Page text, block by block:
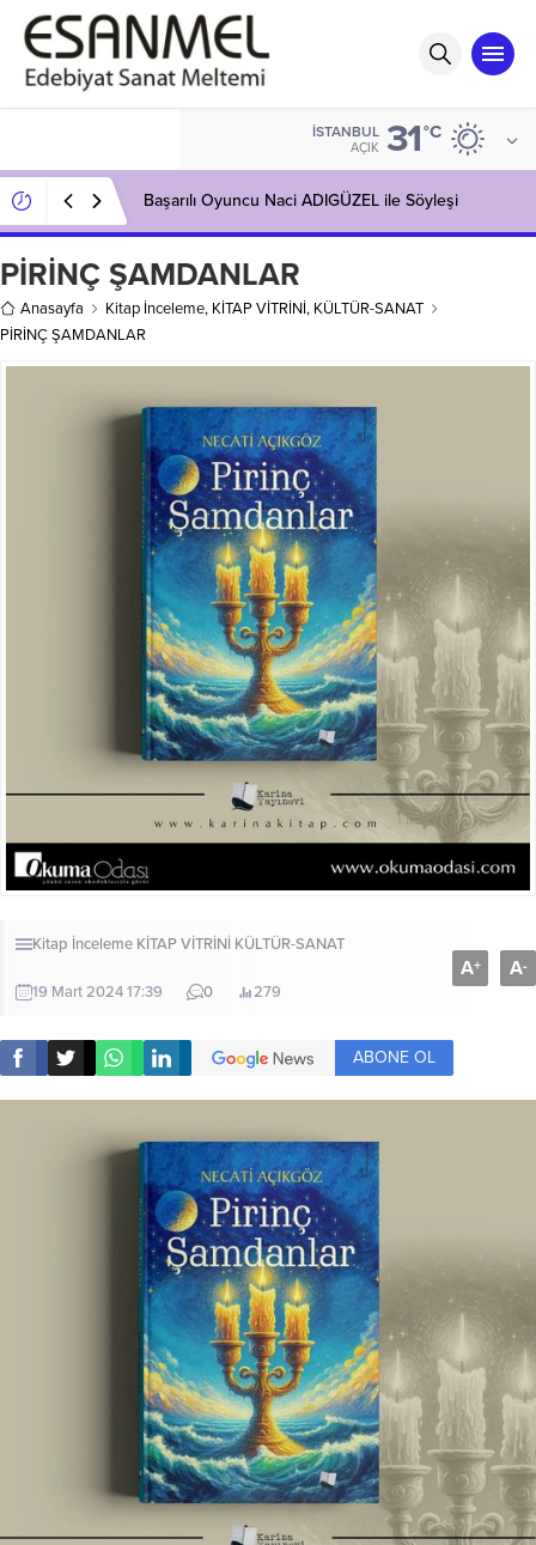
İSTANBUL
AÇIK 31°C
Başarılı Oyuncu Naci ADIGÜZEL ile Söyleşi
PİRİNÇ ŞAMDANLAR
Anasayfa Kitap İnceleme, KİTAP VİTRİNİ, KÜLTÜR-SANAT
PİRİNÇ ŞAMDANLAR
Kitap İnceleme KİTAP VİTRİNİ KÜLTÜR-SANAT
19 Mart 2024 17:39 0 279
A+ A-
ABONE OL